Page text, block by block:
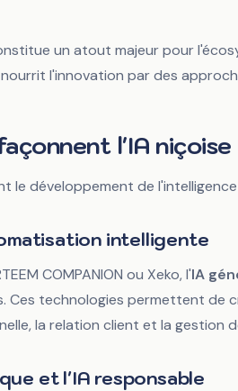
un atout majeur pour
l'innovation par des
l'IA niçoise
le développement de
intelligente
COMPANION ou Xeko, l'IA
Ces technologies permettent de
la relation client et la gestion
et l'IA responsable